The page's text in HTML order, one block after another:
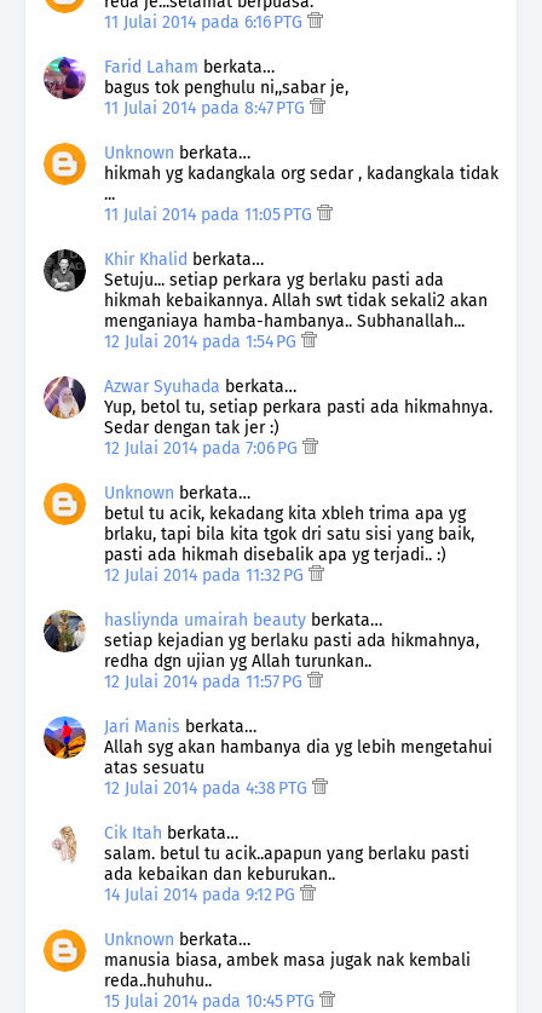
11 Julai 2014 pada 6:16 PTG
Farid Laham berkata…
bagus tok penghulu ni,,sabar je,
11 Julai 2014 pada 8:47 PTG
Unknown berkata…
hikmah yg kadangkala org sedar , kadangkala tidak
...
11 Julai 2014 pada 11:05 PTG
Khir Khalid berkata…
Setuju... setiap perkara yg berlaku pasti ada
hikmah kebaikannya. Allah swt tidak sekali2 akan
menganiaya hamba-hambanya.. Subhanallah...
12 Julai 2014 pada 1:54 PG
Azwar Syuhada berkata…
Yup, betol tu, setiap perkara pasti ada hikmahnya.
Sedar dengan tak jer :)
12 Julai 2014 pada 7:06 PG
Unknown berkata…
betul tu acik, kekadang kita xbleh trima apa yg
brlaku, tapi bila kita tgok dri satu sisi yang baik,
pasti ada hikmah disebalik apa yg terjadi.. :)
12 Julai 2014 pada 11:32 PG
hasliynda umairah beauty berkata…
setiap kejadian yg berlaku pasti ada hikmahnya,
redha dgn ujian yg Allah turunkan..
12 Julai 2014 pada 11:57 PG
Jari Manis berkata…
Allah syg akan hambanya dia yg lebih mengetahui
atas sesuatu
12 Julai 2014 pada 4:38 PTG
Cik Itah berkata…
salam. betul tu acik..apapun yang berlaku pasti
ada kebaikan dan keburukan..
14 Julai 2014 pada 9:12 PG
Unknown berkata…
manusia biasa, ambek masa jugak nak kembali
reda..huhuhu..
15 Julai 2014 pada 10:45 PTG